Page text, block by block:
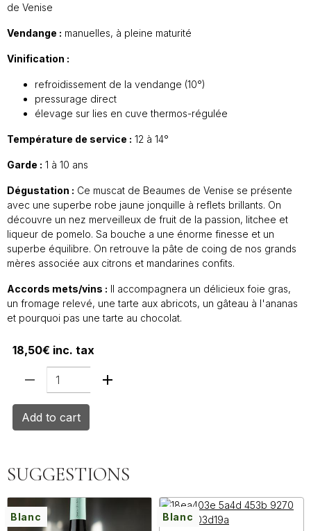
de Venise
Vendange : manuelles, à pleine maturité
Vinification :
refroidissement de la vendange (10°)
pressurage direct
élevage sur lies en cuve thermos-régulée
Température de service : 12 à 14°
Garde : 1 à 10 ans
Dégustation : Ce muscat de Beaumes de Venise se présente
avec une superbe robe jaune jonquille à reflets brillants. On
découvre un nez merveilleux de fruit de la passion, litchee et
liqueur de pomelo. Sa bouche a une énorme finesse et un
superbe équilibre. On retrouve la pâte de coing de nos grands
mères associée aux citrons et mandarines confits.
Accords mets/vins : Il accompagnera un délicieux foie gras,
un fromage relevé, une tarte aux abricots, un gâteau à l'ananas
et pourquoi pas une tarte au chocolat.
18,50€ inc. tax
Add to cart
SUGGESTIONS
Blanc Blanc